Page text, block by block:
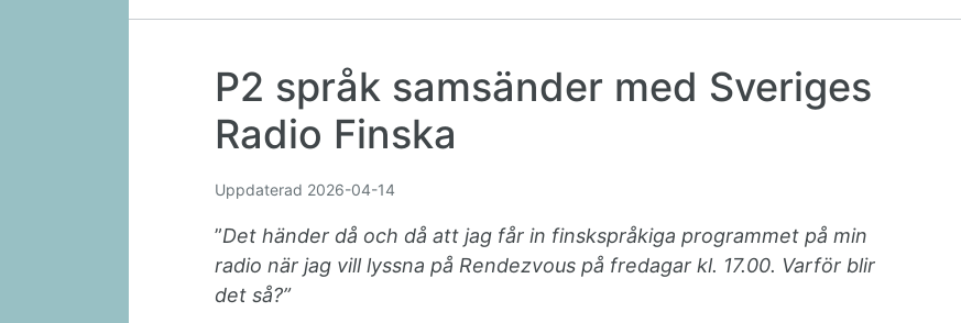
P2 språk samsänder med Sveriges
Radio Finska
Uppdaterad 2026-04-14
”Det händer då och då att jag får in finskspråkiga programmet på min
radio när jag vill lyssna på Rendezvous på fredagar kl. 17.00. Varför blir
det så?”